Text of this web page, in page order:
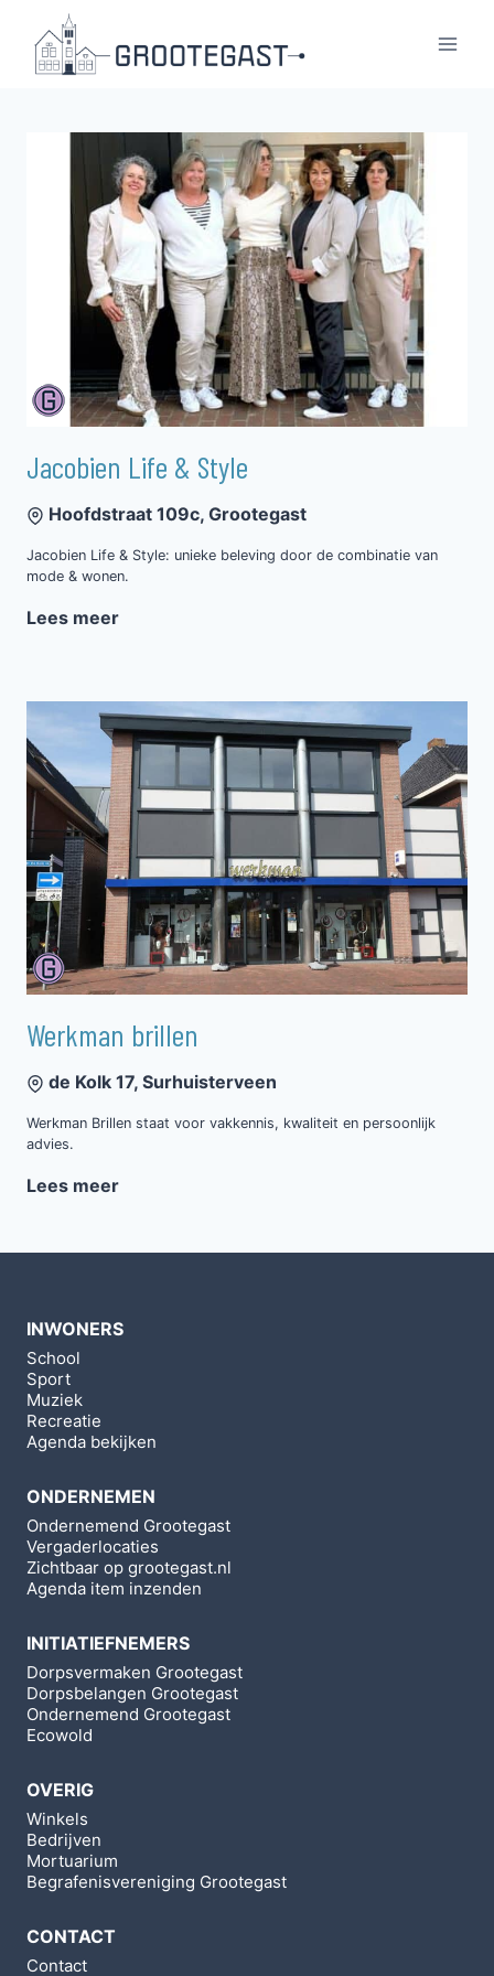
Doorgaan
naar
inhoud
Jacobien Life & Style
Hoofdstraat 109c, Grootegast
Jacobien Life & Style: unieke beleving door de combinatie van
mode & wonen.
Lees meer
Werkman brillen
de Kolk 17, Surhuisterveen
Werkman Brillen staat voor vakkennis, kwaliteit en persoonlijk
advies.
Lees meer
INWONERS
School
Sport
Muziek
Recreatie
Agenda bekijken
ONDERNEMEN
Ondernemend Grootegast
Vergaderlocaties
Zichtbaar op grootegast.nl
Agenda item inzenden
INITIATIEFNEMERS
Dorpsvermaken Grootegast
Dorpsbelangen Grootegast
Ondernemend Grootegast
Ecowold
OVERIG
Winkels
Bedrijven
Mortuarium
Begrafenisvereniging Grootegast
CONTACT
Contact